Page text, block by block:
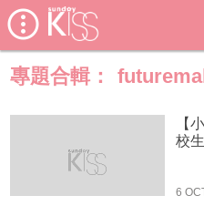
專題合輯：
【
校
6